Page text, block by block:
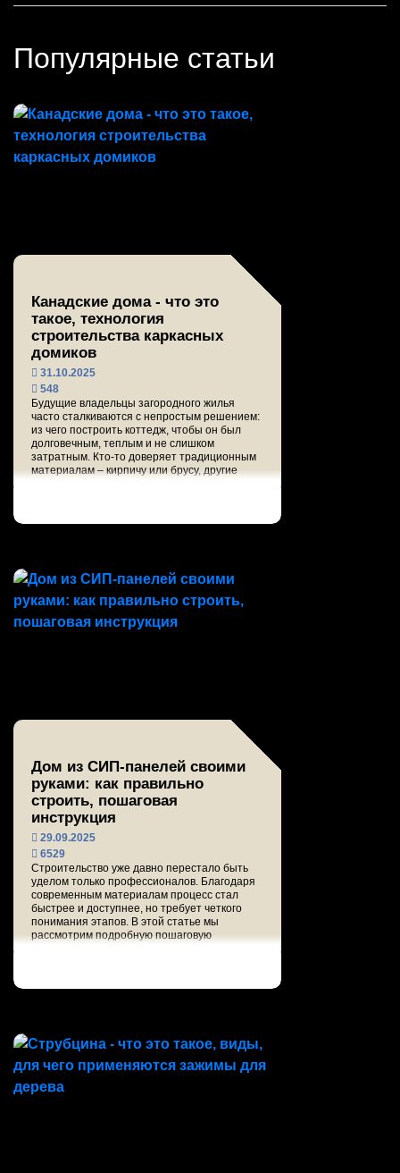
Популярные статьи
Канадские дома - что это
такое, технология
строительства каркасных
домиков
31.10.2025
548
Будущие владельцы загородного жилья
часто сталкиваются с непростым решением:
из чего построить коттедж, чтобы он был
долговечным, теплым и не слишком
затратным. Кто-то доверяет традиционным
материалам – кирпичу или брусу, другие
Дом из СИП-панелей своими
руками: как правильно
строить, пошаговая
инструкция
29.09.2025
6529
Строительство уже давно перестало быть
уделом только профессионалов. Благодаря
современным материалам процесс стал
быстрее и доступнее, но требует четкого
понимания этапов. В этой статье мы
рассмотрим подробную пошаговую